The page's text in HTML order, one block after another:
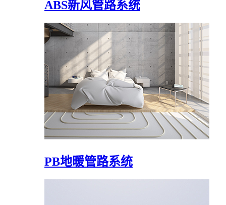
ABS新风管路系统
PB地暖管路系统